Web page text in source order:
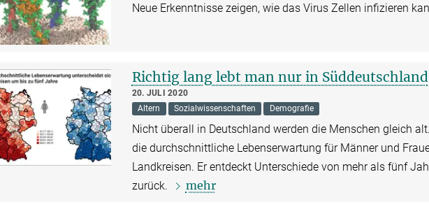
Neue Erkenntnisse zeigen, wie das Virus Zellen infizieren
Richtig lang lebt man nur in Süddeutschland
20. JULI 2020
Altern
Sozialwissenschaften Demografie
Nicht überall in Deutschland werden die Menschen gleich
die durchschnittliche Lebenserwartung für Männer und
Landkreisen. Er entdeckt Unterschiede von mehr als fünf
zurück.
mehr